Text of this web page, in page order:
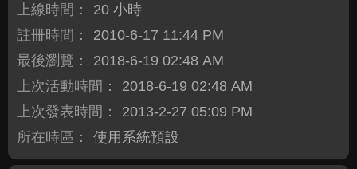
上線時間：
20 小時
註冊時間：
2010-6-17 11:44 PM
最後瀏覽：
2018-6-19 02:48 AM
上次活動時間：
2018-6-19 02:48 AM
上次發表時間：
2013-2-27 05:09 PM
所在時區：
使用系統預設